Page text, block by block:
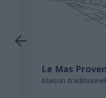
Le Mas
Maison